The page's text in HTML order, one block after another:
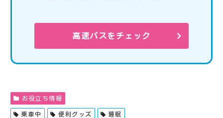
高速バスをチェック
お役立ち情報
乗車中 便利グッズ 睡眠